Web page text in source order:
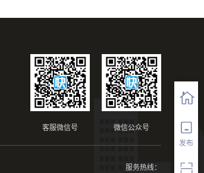
发布
微信公众号
客服微信号
服务热线：